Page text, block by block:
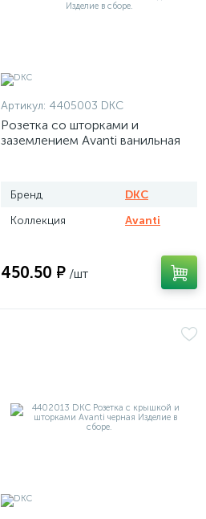
Артикул: 4405003 DKC
Розетка со шторками и
заземлением Avanti ванильная
Бренд
DKC
Коллекция
Avanti
450.50 ₽ /шт